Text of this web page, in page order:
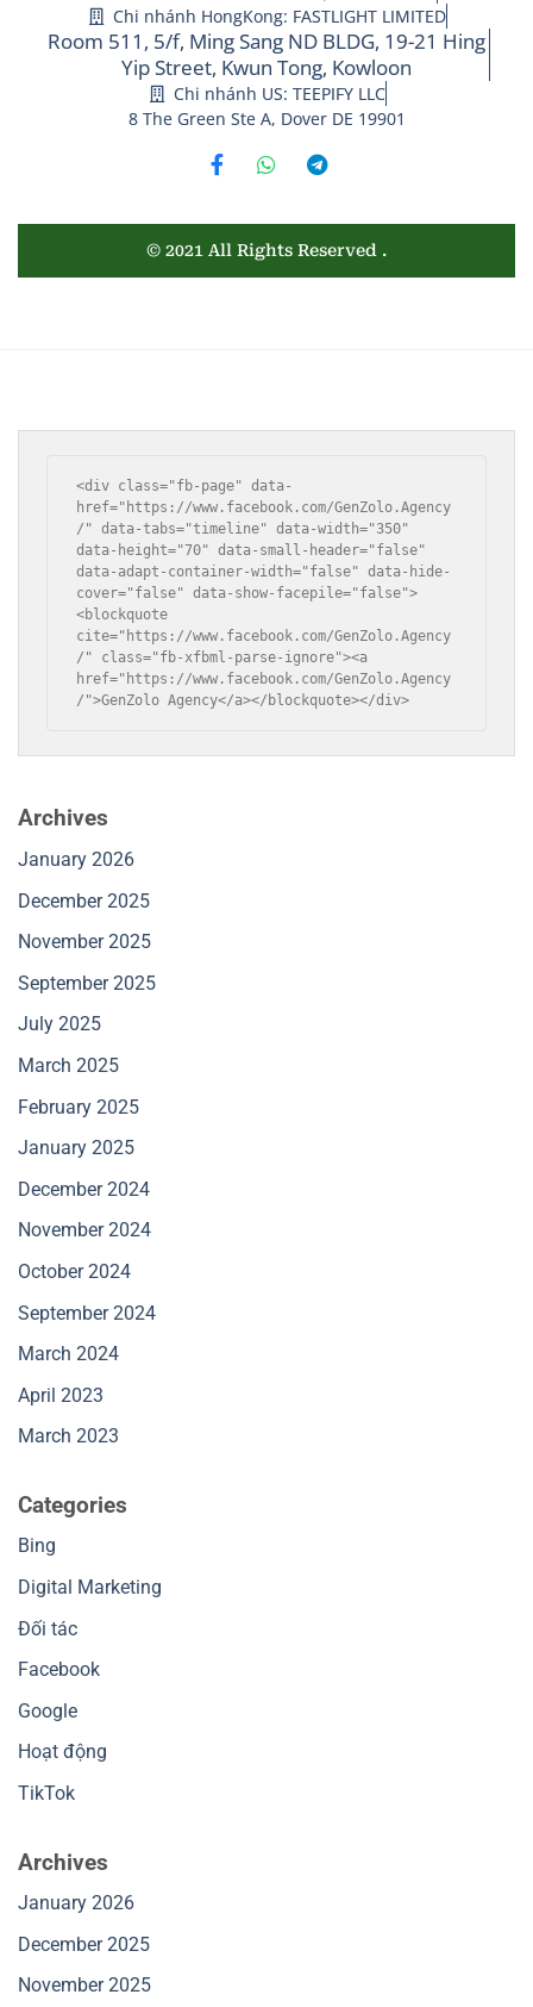
Chi nhánh HongKong: FASTLIGHT LIMITED
Room 511, 5/f, Ming Sang ND BLDG, 19-21 Hing
Yip Street, Kwun Tong, Kowloon
Chi nhánh US: TEEPIFY LLC
8 The Green Ste A, Dover DE 19901
© 2021 All Rights Reserved .
<div class="fb-page" data-
href="https://www.facebook.com/GenZolo.Agency
/" data-tabs="timeline" data-width="350"
data-height="70" data-small-header="false"
data-adapt-container-width="false" data-hide-
cover="false" data-show-facepile="false">
<blockquote
cite="https://www.facebook.com/GenZolo.Agency
/" class="fb-xfbml-parse-ignore"><a
href="https://www.facebook.com/GenZolo.Agency
/">GenZolo Agency</a></blockquote></div>
Archives
January 2026
December 2025
November 2025
September 2025
July 2025
March 2025
February 2025
January 2025
December 2024
November 2024
October 2024
September 2024
March 2024
April 2023
March 2023
Categories
Bing
Digital Marketing
Đối tác
Facebook
Google
Hoạt động
TikTok
Archives
January 2026
December 2025
November 2025